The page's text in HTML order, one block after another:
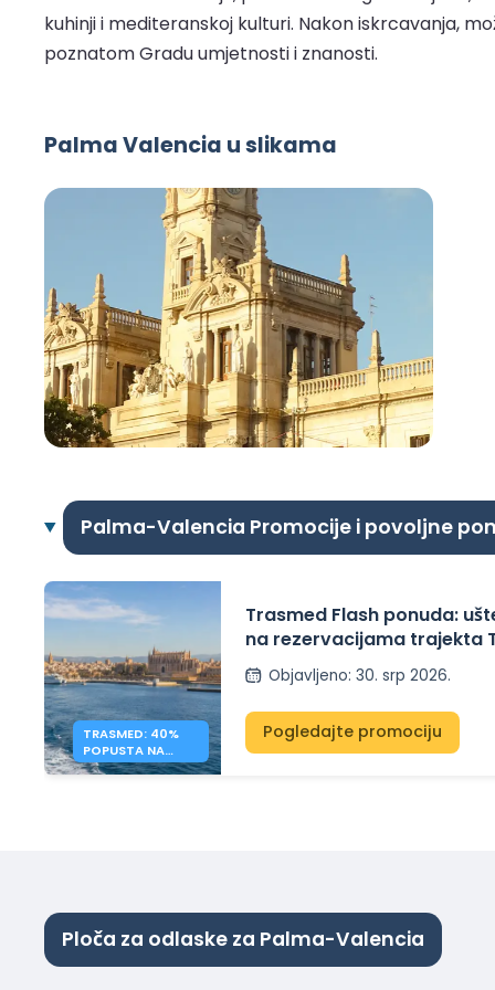
kuhinji i mediteranskoj kulturi. Nakon iskrcavanja,
poznatom Gradu umjetnosti i znanosti.
Palma Valencia u slikama
Palma-Valencia Promocije i povoljne
TRASMED: 40%
POPUSTA NA
TRAJEKTE ZA
Trasmed Flash ponuda:
na rezervacijama trajekta
između Španjolske i
Objavljeno: 30. srp 2026.
Pogledajte promociju
Ploča za odlaske za Palma-Valencia